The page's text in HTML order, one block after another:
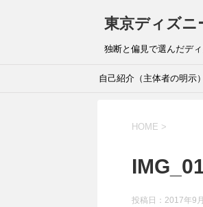
東京ディズニ
独断と偏見で選んだデ
自己紹介（主体者の明示）
HOME >
投稿日： 2017年9